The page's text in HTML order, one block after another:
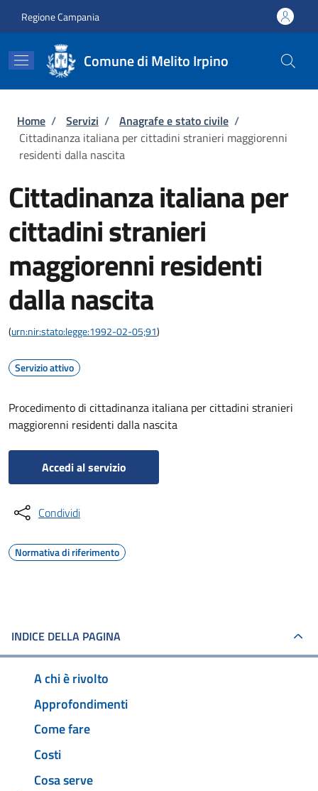
Regione Campania
Comune di Melito Irpino
Briciole di pane
Home / Servizi / Anagrafe e stato civile /
Cittadinanza italiana per cittadini stranieri maggiorenni
residenti dalla nascita
Cittadinanza italiana per
cittadini stranieri
maggiorenni residenti
dalla nascita
(urn:nir:stato:legge:1992-02-05;91)
Servizio attivo
Procedimento di cittadinanza italiana per cittadini stranieri
maggiorenni residenti dalla nascita
Accedi al servizio
Condividi
Normativa di riferimento
INDICE DELLA PAGINA
A chi è rivolto
Approfondimenti
Come fare
Costi
Cosa serve